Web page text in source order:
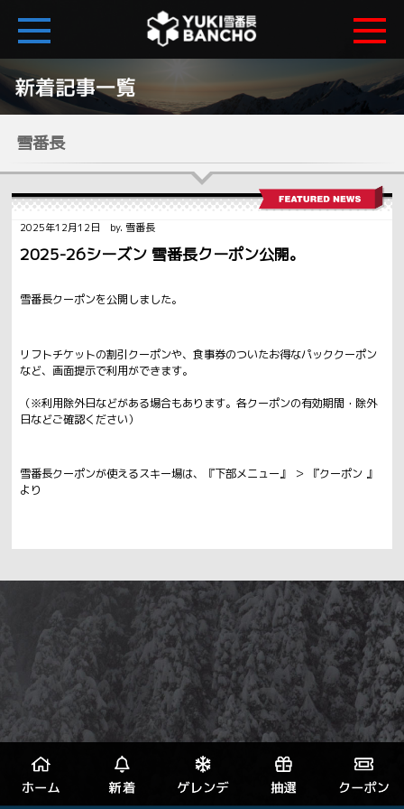
雪番長
2025年12月12日 by. 雪番長
2025-26シーズン 雪番長クーポン公開。
雪番長クーポンを公開しました。
リフトチケットの割引クーポンや、食事券のついたお得なパッククーポン
など、画面提示で利用ができます。
（※利用除外日などがある場合もあります。各クーポンの有効期間・除外
日などご確認ください）
雪番長クーポンが使えるスキー場は、『下部メニュー』 ＞ 『クーポン 』
より